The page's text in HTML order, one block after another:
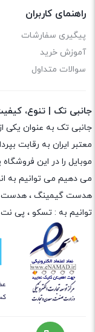
راهنمای کاربران
پیگیری سفارشات
آموزش خرید
سوالات متداول
جانبی تک | تنوع،
جانبی تک به عنوان یکی
معتبر ایران به رقابت
موبایل را در این
می دهیم می توانیم به
هدست گیمینگ ، هدست 5124 ، هدست 5126 ،
توانیم به : تسکو ، پی نت